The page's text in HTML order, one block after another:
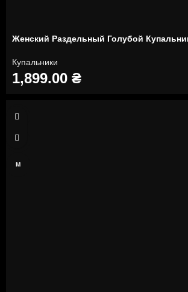
Женский Раздельный Голубой
Купальники
1,899.00 ₴
XS
S
M